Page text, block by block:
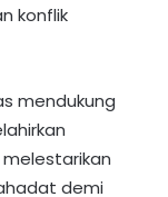
konflik
mendukung
demi